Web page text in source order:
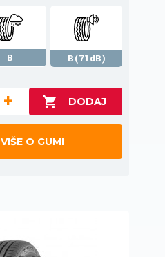
B
B(71dB)
+
O GUMI